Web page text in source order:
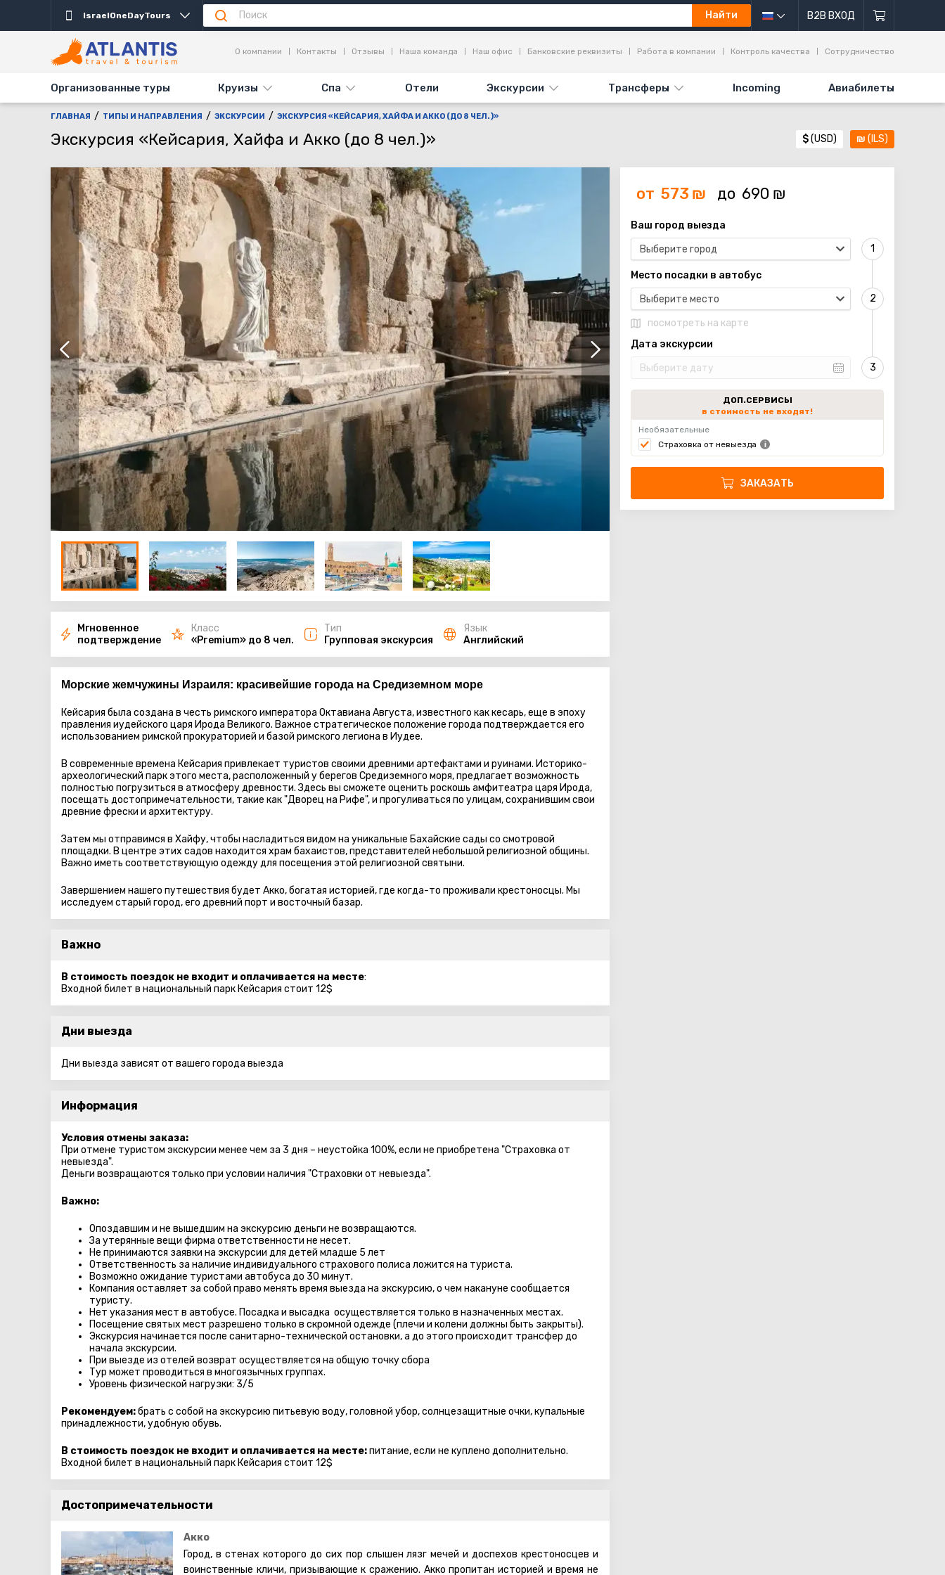
IsraelOneDayTours Найти B2B ВХОД
Организованные туры Круизы Спа Отели Экскурсии Трансферы Incoming Авиабилеты
О компании Контакты Отзывы Наша команда Наш офис Банковские реквизиты Работа в компании Контроль качества Сотрудничество
ГЛАВНАЯ ТИПЫ И НАПРАВЛЕНИЯ ЭКСКУРСИИ ЭКСКУРСИЯ «КЕЙСАРИЯ, ХАЙФА И АККО (ДО 8 ЧЕЛ.)»
Экскурсия «Кейсария, Хайфа и Акко (до 8 чел.)» $(USD) ₪ (ILS)
Мгновенное
подтверждение
Класс
«Premium» до 8 чел.
Тип
Групповая экскурсия
Язык
Английский
Морские жемчужины Израиля: красивейшие города на Средиземном море
Кейсария была создана в честь римского императора Октавиана Августа, известного как кесарь, еще в эпоху
правления иудейского царя Ирода Великого. Важное стратегическое положение города подтверждается его
использованием римской прокураторией и базой римского легиона в Иудее.
В современные времена Кейсария привлекает туристов своими древними артефактами и руинами. Историко-
археологический парк этого места, расположенный у берегов Средиземного моря, предлагает возможность
полностью погрузиться в атмосферу древности. Здесь вы сможете оценить роскошь амфитеатра царя Ирода,
посещать достопримечательности, такие как "Дворец на Рифе", и прогуливаться по улицам, сохранившим свои
древние фрески и архитектуру.
Затем мы отправимся в Хайфу, чтобы насладиться видом на уникальные Бахайские сады со смотровой
площадки. В центре этих садов находится храм бахаистов, представителей небольшой религиозной общины.
Важно иметь соответствующую одежду для посещения этой религиозной святыни.
Завершением нашего путешествия будет Акко, богатая историей, где когда-то проживали крестоносцы. Мы
исследуем старый город, его древний порт и восточный базар.
Важно
В стоимость поездок не входит и оплачивается на месте:
Входной билет в национальный парк Кейсария стоит 12$
Дни выезда
Дни выезда зависят от вашего города выезда
Информация
Условия отмены заказа:
При отмене туристом экскурсии менее чем за 3 дня – неустойка 100%, если не приобретена "Страховка от
невыезда".
Деньги возвращаются только при условии наличия "Страховки от невыезда".
Важно:
Опоздавшим и не вышедшим на экскурсию деньги не возвращаются.
За утерянные вещи фирма ответственности не несет.
Не принимаются заявки на экскурсии для детей младше 5 лет
Ответственность за наличие индивидуального страхового полиса ложится на туриста.
Возможно ожидание туристами автобуса до 30 минут.
Компания оставляет за собой право менять время выезда на экскурсию, о чем накануне сообщается
туристу.
Нет указания мест в автобуcе. Посадка и высадка осуществляется только в назначенных местах.
Посещение святых мест разрешено только в скромной одежде (плечи и колени должны быть закрыты).
Экскурсия начинается после санитарно-технической остановки, а до этого происходит трансфер до
начала экскурсии.
При выезде из отелей возврат осуществляется на общую точку сбора
Тур может проводиться в многоязычных группах.
Уровень физической нагрузки: 3/5
Рекомендуем:брать с собой на экскурсию питьевую воду, головной убор, солнцезащитные очки, купальные
принадлежности, удобную обувь.
В стоимость поездок не входит и оплачивается на месте:питание, если не куплено дополнительно.
Входной билет в национальный парк Кейсария стоит 12$
Достопримечательности
Акко
Город, в стенах которого до сих пор слышен лязг мечей и доспехов крестоносцев и
воинственные кличи, призывающие к сражению. Акко пропитан историей и время не
Описание Важно Дни выезда Информация Достопримечательности Отзывы
от 573 ₪ до 690 ₪
Ваш город выезда
Выберите город
Место посадки в автобус
Выберите место
посмотреть на карте
Дата экскурсии
ДОП.СЕРВИСЫ
в стоимость не входят!
Необязательные
Страховка от невыезда
ЗАКАЗАТЬ